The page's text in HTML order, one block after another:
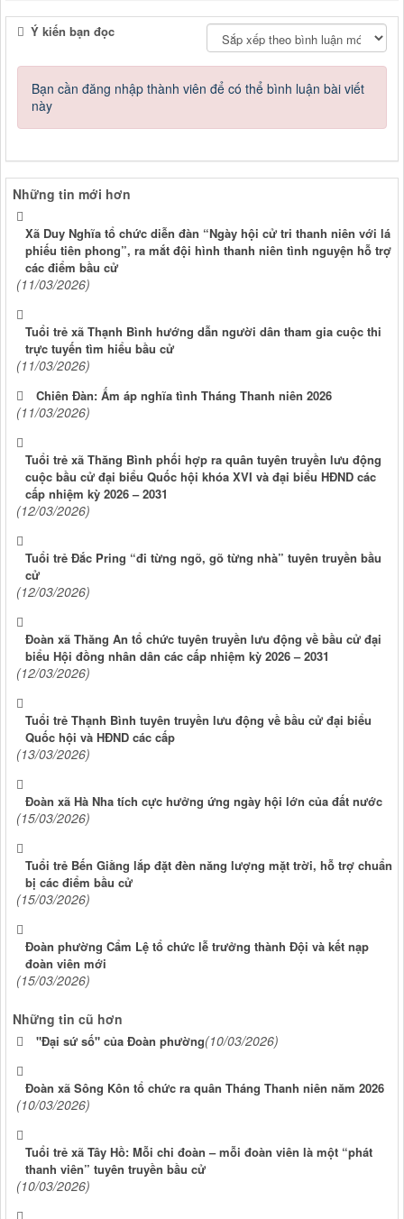
Ý kiến bạn đọc
Bạn cần đăng nhập thành viên để có thể bình luận bài viết
này
Những tin mới hơn
Xã Duy Nghĩa tổ chức diễn đàn “Ngày hội cử tri thanh niên với lá
phiếu tiên phong”, ra mắt đội hình thanh niên tình nguyện hỗ trợ
các điểm bầu cử
(11/03/2026)
Tuổi trẻ xã Thạnh Bình hướng dẫn người dân tham gia cuộc thi
trực tuyến tìm hiểu bầu cử
(11/03/2026)
Chiên Đàn: Ấm áp nghĩa tình Tháng Thanh niên 2026
(11/03/2026)
Tuổi trẻ xã Thăng Bình phối hợp ra quân tuyên truyền lưu động
cuộc bầu cử đại biểu Quốc hội khóa XVI và đại biểu HĐND các
cấp nhiệm kỳ 2026 – 2031
(12/03/2026)
Tuổi trẻ Đắc Pring “đi từng ngõ, gõ từng nhà” tuyên truyền bầu
cử
(12/03/2026)
Đoàn xã Thăng An tổ chức tuyên truyền lưu động về bầu cử đại
biểu Hội đồng nhân dân các cấp nhiệm kỳ 2026 – 2031
(12/03/2026)
Tuổi trẻ Thạnh Bình tuyên truyền lưu động về bầu cử đại biểu
Quốc hội và HĐND các cấp
(13/03/2026)
Đoàn xã Hà Nha tích cực hưởng ứng ngày hội lớn của đất nước
(15/03/2026)
Tuổi trẻ Bến Giằng lắp đặt đèn năng lượng mặt trời, hỗ trợ chuẩn
bị các điểm bầu cử
(15/03/2026)
Đoàn phường Cẩm Lệ tổ chức lễ trưởng thành Đội và kết nạp
đoàn viên mới
(15/03/2026)
Những tin cũ hơn
"Đại sứ số" của Đoàn phường(10/03/2026)
Đoàn xã Sông Kôn tổ chức ra quân Tháng Thanh niên năm 2026
(10/03/2026)
Tuổi trẻ xã Tây Hồ: Mỗi chi đoàn – mỗi đoàn viên là một “phát
thanh viên” tuyên truyền bầu cử
(10/03/2026)